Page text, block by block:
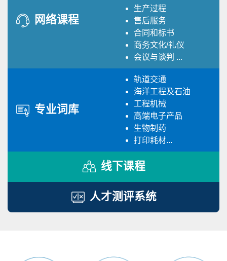
网络课程
生产过程
售后服务
合同和标书
商务文化/礼仪
会议与谈判 ...
专业词库
轨道交通
海洋工程及石油
工程机械
高端电子产品
生物制药
打印耗材...
线下课程
人才测评系统